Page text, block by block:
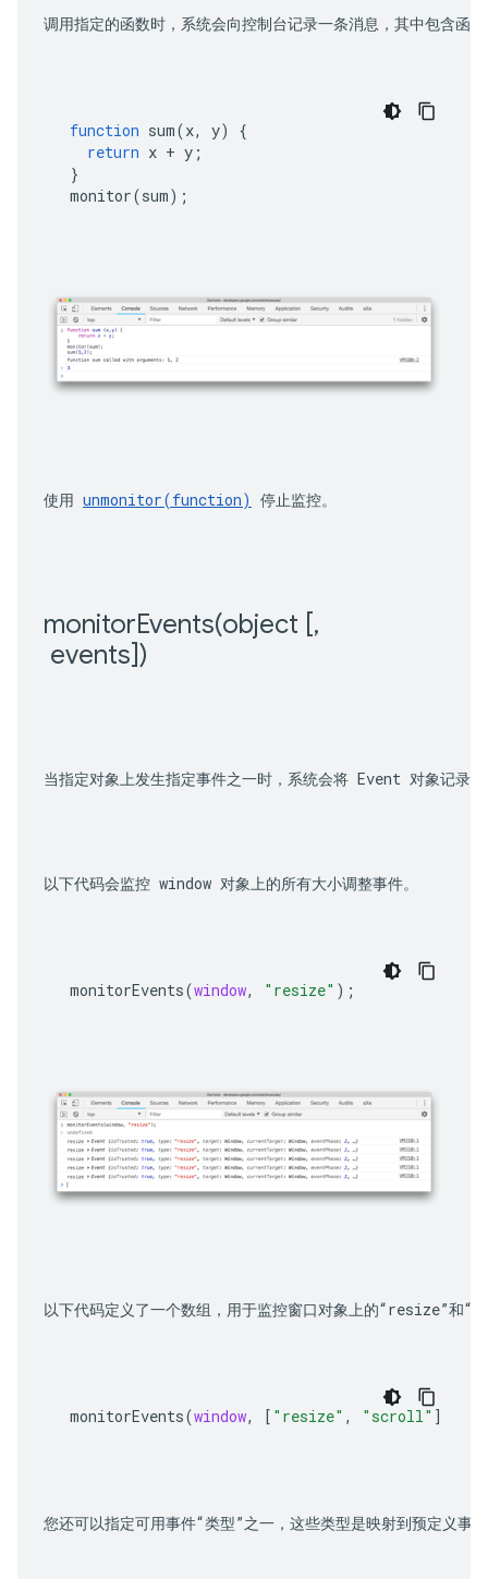
调用指定的函数时，系统会向控制台记录一条消息，其中包含函
function sum(x, y)
{
return x + y ;
}
monitor(sum);
使用 unmonitor(function) 停止监控。
monitorEvents(object [,
events])
当指定对象上发生指定事件之一时，系统会将 Event 对象记录
以下代码会监控 window 对象上的所有大小调整事件。
monitorEvents(window, "resize" );
以下代码定义了一个数组，用于监控窗口对象上的“resize”和
monitorEvents(window, [ "resize" , "scroll" ])
您还可以指定可用事件“类型”之一，这些类型是映射到预定义事